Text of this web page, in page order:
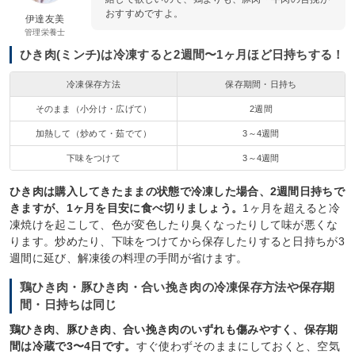
伊達友美
管理栄養士
おすすめですよ。
ひき肉(ミンチ)は冷凍すると2週間〜1ヶ月ほど日持ちする！
冷凍保存方法 保存期間・日持ち
そのまま（小分け・広げて） 2週間
加熱して（炒めて・茹でて） 3～4週間
下味をつけて 3～4週間
ひき肉は購入してきたままの状態で冷凍した場合、2週間日持ちで
きますが、1ヶ月を目安に食べ切りましょう。 1ヶ月を超えると冷
凍焼けを起こして、色が変色したり臭くなったりして味が悪くな
ります。炒めたり、下味をつけてから保存したりすると日持ちが3
週間に延び、解凍後の料理の手間が省けます。
鶏ひき肉・豚ひき肉・合い挽き肉の冷凍保存方法や保存期
間・日持ちは同じ
鶏ひき肉、豚ひき肉、合い挽き肉のいずれも傷みやすく、保存期
間は冷蔵で3〜4日です。 すぐ使わずそのままにしておくと、空気